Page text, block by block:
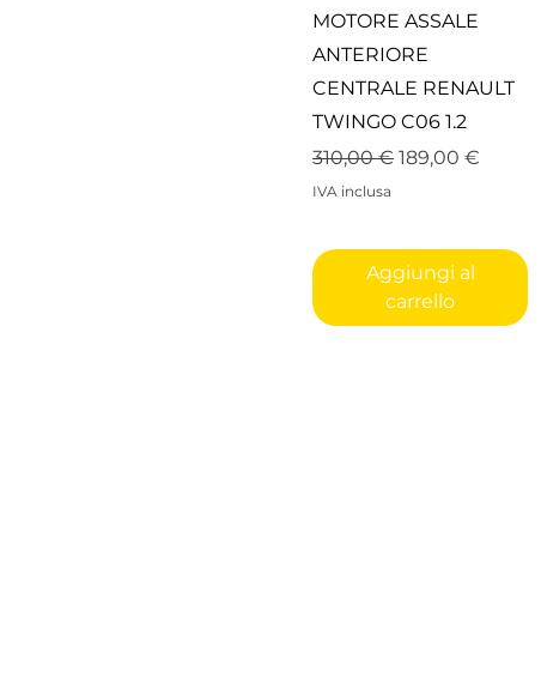
MOTORE ASSALE
ANTERIORE
CENTRALE RENAULT
TWINGO C06 1.2
Prezzo regolare
310,00 € Prezzo scontato
189,00 €
IVA inclusa
Aggiungi al
carrello